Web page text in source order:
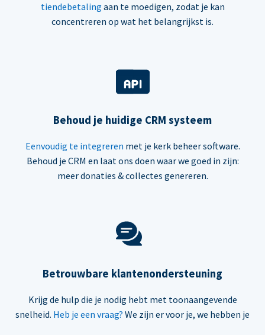
tiendebetaling aan te moedigen, zodat je kan
concentreren op wat het belangrijkst is.
Behoud je huidige CRM systeem
Eenvoudig te integreren met je kerk beheer software.
Behoud je CRM en laat ons doen waar we goed in zijn:
meer donaties & collectes genereren.
Betrouwbare klantenondersteuning
Krijg de hulp die je nodig hebt met toonaangevende
snelheid. Heb je een vraag? We zijn er voor je, we hebben je